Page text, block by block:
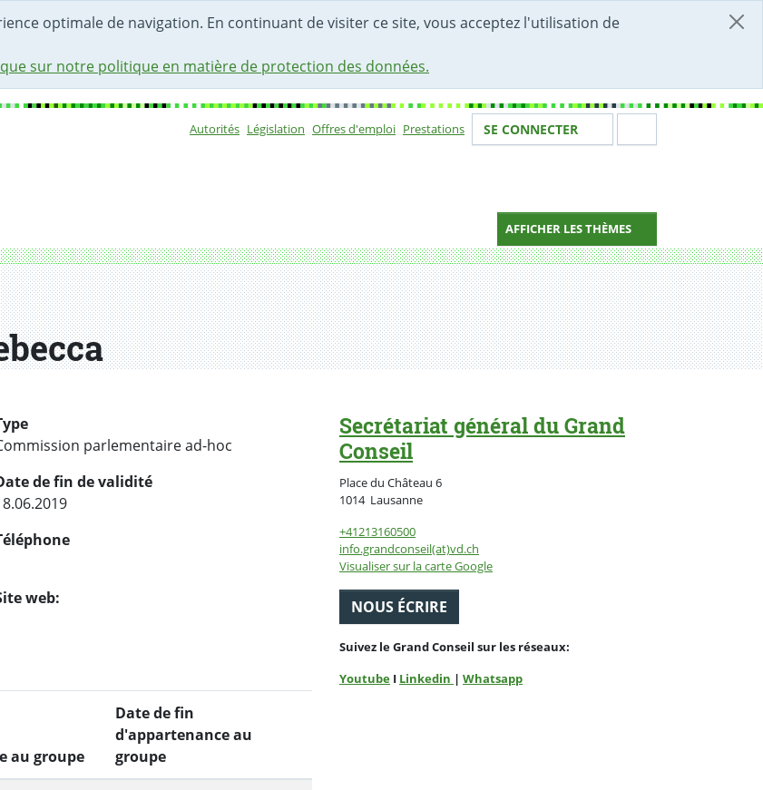
optimale de navigation. En continuant de visiter ce site, vous acceptez l'utilisation de
sur notre politique en matière de protection des données.
Autorités Législation Offres d'emploi Prestations Votre identité
SE CONNECTER
AFFICHER LES THÈMES
parlementaire ad-hoc
de fin de validité
web:
au groupe
Date de fin
d'appartenance au
groupe
Secrétariat général du Grand
Conseil
Place du Château 6
1014 LausanneSuisse
+41213160500
info.grandconseil(at)vd.ch
Visualiser sur la carte Google
NOUS ÉCRIRE
Suivez le Grand Conseil sur les réseaux:
Youtube I Linkedin | Whatsapp